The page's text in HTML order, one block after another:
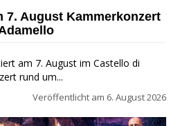
7. August Kammerkonzert
am 7. August im Castello di
rund um...
Veröffentlicht am 6. August 2026